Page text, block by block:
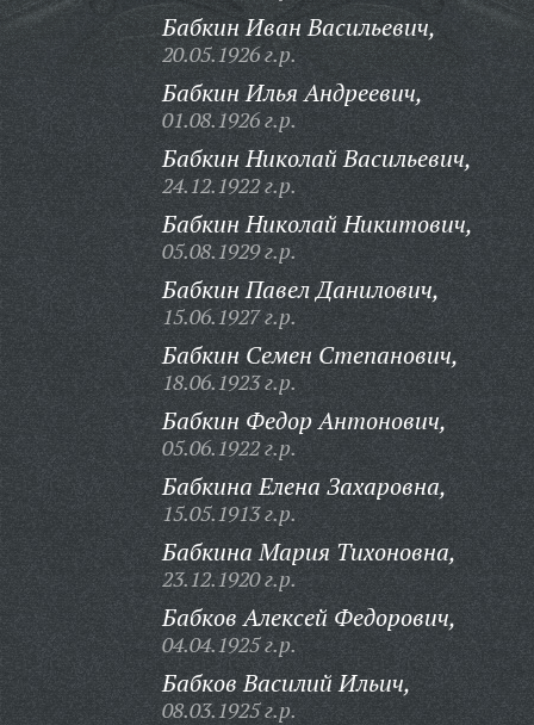
Бабкин Иван Васильевич,
20.05.1926 г.р.
Бабкин Илья Андреевич,
01.08.1926 г.р.
Бабкин Николай Васильевич,
24.12.1922 г.р.
Бабкин Николай Никитович,
05.08.1929 г.р.
Бабкин Павел Данилович,
15.06.1927 г.р.
Бабкин Семен Степанович,
18.06.1923 г.р.
Бабкин Федор Антонович,
05.06.1922 г.р.
Бабкина Елена Захаровна,
15.05.1913 г.р.
Бабкина Мария Тихоновна,
23.12.1920 г.р.
Бабков Алексей Федорович,
04.04.1925 г.р.
Бабков Василий Ильич,
08.03.1925 г.р.